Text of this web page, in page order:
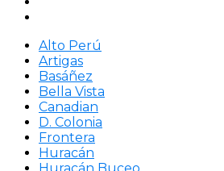
Alto Perú
Artigas
Basáñez
Bella Vista
Canadian
D. Colonia
Frontera
Huracán